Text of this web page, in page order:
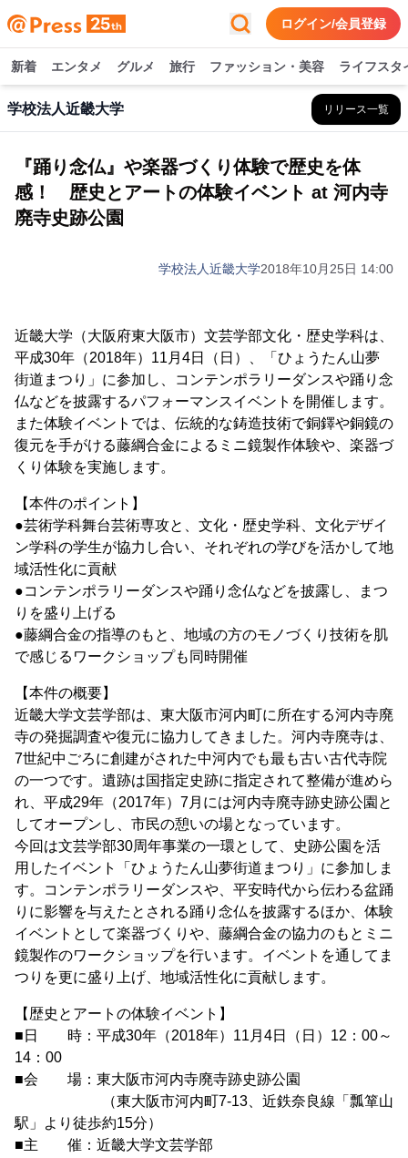
ログイン/会員登録
新着 エンタメ グルメ 旅行 ファッション・美容 ライフスタ
学校法人近畿大学 リリース一覧
『踊り念仏』や楽器づくり体験で歴史を体
感！ 歴史とアートの体験イベント at 河内寺
廃寺史跡公園
学校法人近畿大学2018年10月25日 14:00
近畿大学（大阪府東大阪市）文芸学部文化・歴史学科は、
平成30年（2018年）11月4日（日）、「ひょうたん山夢
街道まつり」に参加し、コンテンポラリーダンスや踊り念
仏などを披露するパフォーマンスイベントを開催します。
また体験イベントでは、伝統的な鋳造技術で銅鐸や銅鏡の
復元を手がける藤綱合金によるミニ鏡製作体験や、楽器づ
くり体験を実施します。
【本件のポイント】
●芸術学科舞台芸術専攻と、文化・歴史学科、文化デザイ
ン学科の学生が協力し合い、それぞれの学びを活かして地
域活性化に貢献
●コンテンポラリーダンスや踊り念仏などを披露し、まつ
りを盛り上げる
●藤綱合金の指導のもと、地域の方のモノづくり技術を肌
で感じるワークショップも同時開催
【本件の概要】
近畿大学文芸学部は、東大阪市河内町に所在する河内寺廃
寺の発掘調査や復元に協力してきました。河内寺廃寺は、
7世紀中ごろに創建がされた中河内でも最も古い古代寺院
の一つです。遺跡は国指定史跡に指定されて整備が進めら
れ、平成29年（2017年）7月には河内寺廃寺跡史跡公園と
してオープンし、市民の憩いの場となっています。
今回は文芸学部30周年事業の一環として、史跡公園を活
用したイベント「ひょうたん山夢街道まつり」に参加しま
す。コンテンポラリーダンスや、平安時代から伝わる盆踊
りに影響を与えたとされる踊り念仏を披露するほか、体験
イベントとして楽器づくりや、藤綱合金の協力のもとミニ
鏡製作のワークショップを行います。イベントを通してま
つりを更に盛り上げ、地域活性化に貢献します。
【歴史とアートの体験イベント】
■日 時：平成30年（2018年）11月4日（日）12：00～
14：00
■会 場：東大阪市河内寺廃寺跡史跡公園
（東大阪市河内町7-13、近鉄奈良線「瓢箪山
駅」より徒歩約15分）
■主 催：近畿大学文芸学部